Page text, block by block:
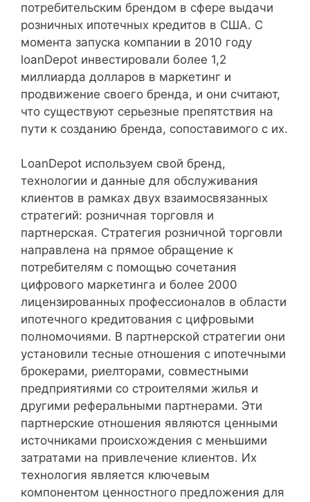
потребительским брендом в сфере выдачи
розничных ипотечных кредитов в США. С
момента запуска компании в 2010 году
loanDepot инвестировали более 1,2
миллиарда долларов в маркетинг и
продвижение своего бренда, и они считают,
что существуют серьезные препятствия на
пути к созданию бренда, сопоставимого с их.
LoanDepot используем свой бренд,
технологии и данные для обслуживания
клиентов в рамках двух взаимосвязанных
стратегий: розничная торговля и
партнерская. Стратегия розничной торговли
направлена ​​на прямое обращение к
потребителям с помощью сочетания
цифрового маркетинга и более 2000
лицензированных профессионалов в области
ипотечного кредитования с цифровыми
полномочиями. В партнерской стратегии они
установили тесные отношения с ипотечными
брокерами, риелторами, совместными
предприятиями со строителями жилья и
другими реферальными партнерами. Эти
партнерские отношения являются ценными
источниками происхождения с меньшими
затратами на привлечение клиентов. Их
технология является ключевым
компонентом ценностного предложения для